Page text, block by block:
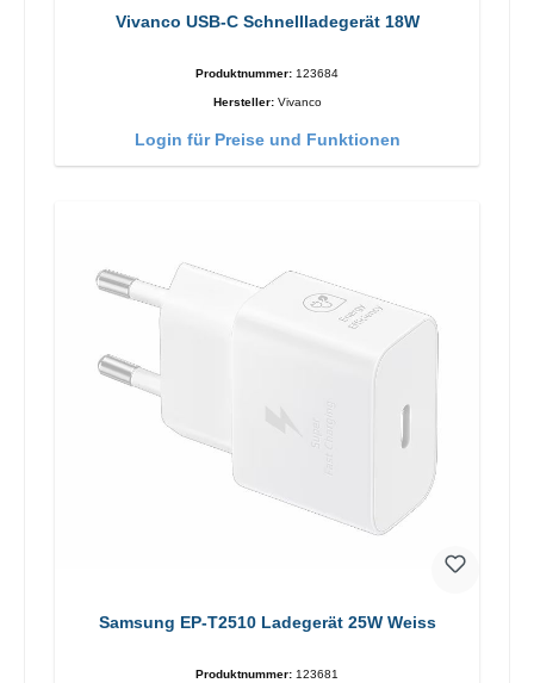
Vivanco USB-C Schnellladegerät 18W
Produktnummer: 123684
Hersteller: Vivanco
Login für Preise und Funktionen
Samsung EP-T2510 Ladegerät 25W Weiss
Produktnummer: 123681